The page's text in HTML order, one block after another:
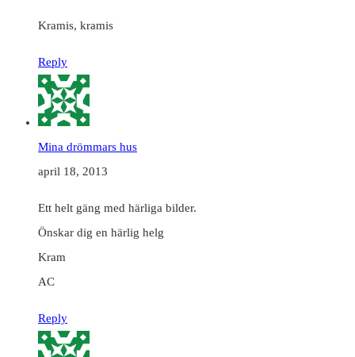
Kramis, kramis
Reply
Mina drömmars hus
april 18, 2013
Ett helt gäng med härliga bilder.
Önskar dig en härlig helg
Kram
AC
Reply